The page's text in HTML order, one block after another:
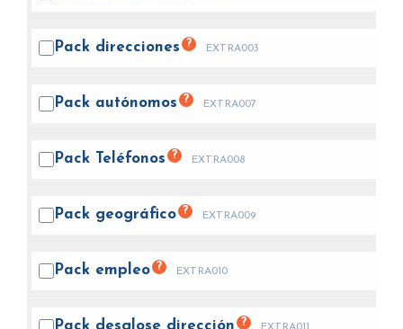
Pack direcciones ? EXTRA003
Pack autónomos ? EXTRA007
Pack Teléfonos ? EXTRA008
Pack geográfico ? EXTRA009
Pack empleo ? EXTRA010
Pack desglose dirección ?